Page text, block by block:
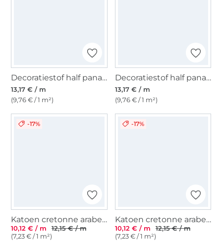
Decoratiestof half panama Enjoy Vintage Paisley, fuchsiaroze
13,17 € / m
(9,76 € / 1 m²)
Decoratiestof half panama Enjoy Vintage Plants and Leafs,. lichtfuchsia
13,17 € / m
(9,76 € / 1 m²)
-17%
Katoen cretonne arabesque, zwart
10,12 € / m
12,15 € / m
(7,23 € / 1 m²)
-17%
Katoen cretonne arabesque, crèmekleurig
10,12 € / m
12,15 € / m
(7,23 € / 1 m²)